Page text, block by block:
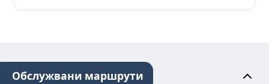
Обслужвани маршрути